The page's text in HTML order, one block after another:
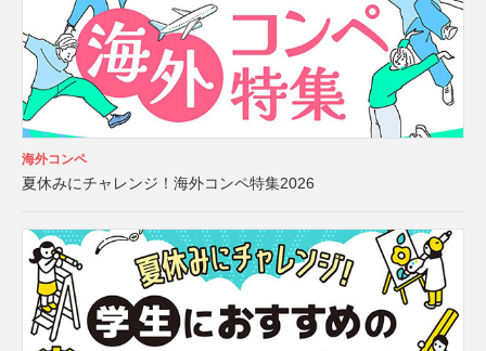
海外コンペ
夏休みにチャレンジ！海外コンペ特集2026